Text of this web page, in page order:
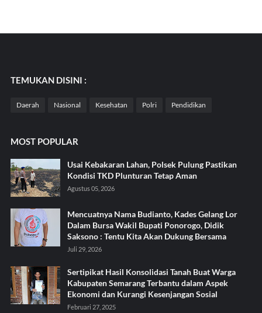
TEMUKAN DISINI :
Daerah Nasional Kesehatan Polri Pendidikan
MOST POPULAR
Usai Kebakaran Lahan, Polsek Pulung Pastikan
Kondisi TKD Plunturan Tetap Aman
Agustus 05, 2026
Mencuatnya Nama Budianto, Kades Gelang Lor
Dalam Bursa Wakil Bupati Ponorogo, Didik
Saksono : Tentu Kita Akan Dukung Bersama
Juli 29, 2026
Sertipikat Hasil Konsolidasi Tanah Buat Warga
Kabupaten Semarang Terbantu dalam Aspek
Ekonomi dan Kurangi Kesenjangan Sosial
Februari 27, 2025